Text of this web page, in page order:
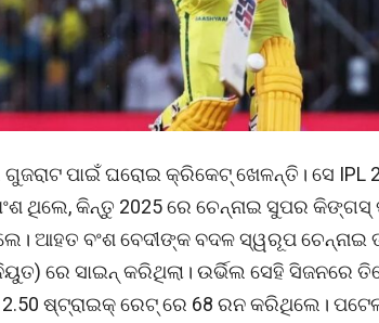
ପାଇଁ ଘରୋଇ କ୍ରିକେଟ୍ ଖେଳନ୍ତି। ସେ IPL
ଥିଲେ, କିନ୍ତୁ 2025 ରେ ଚେନ୍ନାଇ ସୁପର କିଙ୍ଗସ୍
ଆହତ ବଂଶ ବେଦୀଙ୍କ ବଦଳ ସ୍ୱରୂପ ଚେନ୍ନାଇ
ରେ ସାଇନ୍ କରିଥିଲା। ଉର୍ଭିଲ ସେହି ସିଜନରେ
ଷ୍ଟ୍ରାଇକ୍ ରେଟ୍ ରେ 68 ରନ କରିଥିଲେ।